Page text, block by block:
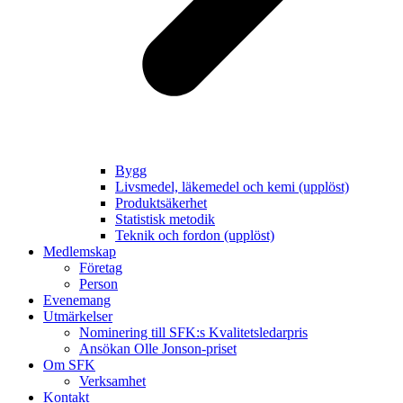
Bygg
Livsmedel, läkemedel och kemi (upplöst)
Produktsäkerhet
Statistisk metodik
Teknik och fordon (upplöst)
Medlemskap
Företag
Person
Evenemang
Utmärkelser
Nominering till SFK:s Kvalitetsledarpris
Ansökan Olle Jonson-priset
Om SFK
Verksamhet
Kontakt